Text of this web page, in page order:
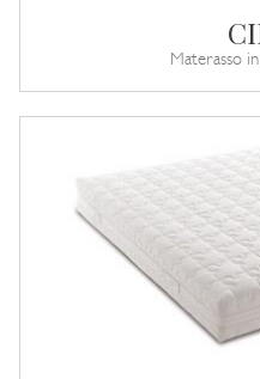
Materasso